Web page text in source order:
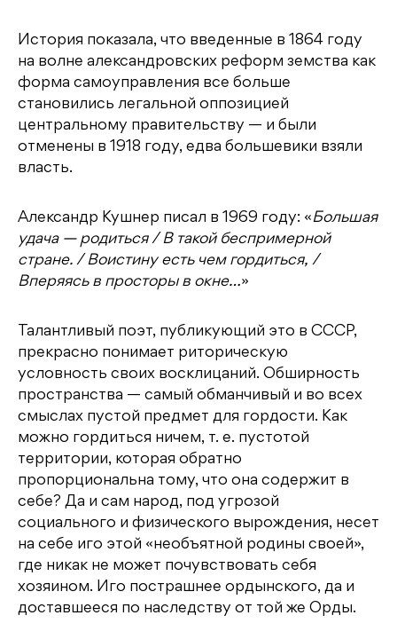
История показала, что введенные в 1864 году
на волне александровских реформ земства как
форма самоуправления все больше
становились легальной оппозицией
центральному правительству — и были
отменены в 1918 году, едва большевики взяли
власть.
Александр Кушнер писал в 1969 году: «Большая
удача — родиться / В такой беспримерной
стране. / Воистину есть чем гордиться, /
Вперяясь в просторы в окне…»
Талантливый поэт, публикующий это в СССР,
прекрасно понимает риторическую
условность своих восклицаний. Обширность
пространства — самый обманчивый и во всех
смыслах пустой предмет для гордости. Как
можно гордиться ничем, т. е. пустотой
территории, которая обратно
пропорциональна тому, что она содержит в
себе? Да и сам народ, под угрозой
социального и физического вырождения, несет
на себе иго этой «необъятной родины своей»,
где никак не может почувствовать себя
хозяином. Иго пострашнее ордынского, да и
доставшееся по наследству от той же Орды.